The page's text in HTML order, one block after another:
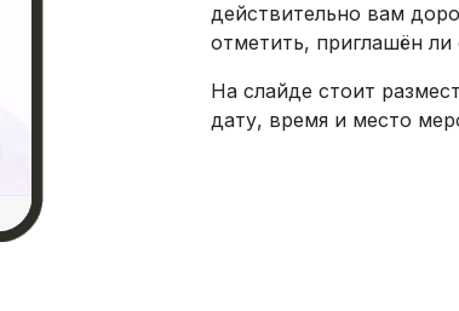
действительно вам
отметить, приглашён
На слайде стоит
дату, время и место